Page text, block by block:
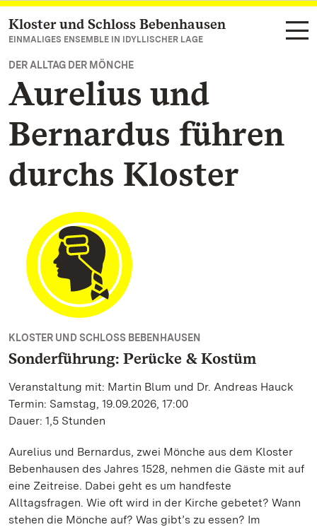
Zum Hauptinhalt springen
Kloster und Schloss Bebenhausen
EINMALIGES ENSEMBLE IN IDYLLISCHER LAGE
DER ALLTAG DER MÖNCHE
Aurelius und
Bernardus führen
durchs Kloster
KLOSTER UND SCHLOSS BEBENHAUSEN
Sonderführung: Perücke & Kostüm
Veranstaltung mit: Martin Blum und Dr. Andreas Hauck
Termin: Samstag, 19.09.2026, 17:00
Dauer: 1,5 Stunden
Aurelius und Bernardus, zwei Mönche aus dem Kloster
Bebenhausen des Jahres 1528, nehmen die Gäste mit auf
eine Zeitreise. Dabei geht es um handfeste
Alltagsfragen. Wie oft wird in der Kirche gebetet? Wann
stehen die Mönche auf? Was gibt’s zu essen? Im